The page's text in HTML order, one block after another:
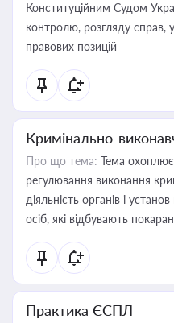
Конституційним Судом
контролю, розгляду справ,
правових позицій
Кримінально-
Про що тема: Тема охоплює
регулювання виконання
діяльність органів і
осіб, які відбувають
Практика ЄСПЛ